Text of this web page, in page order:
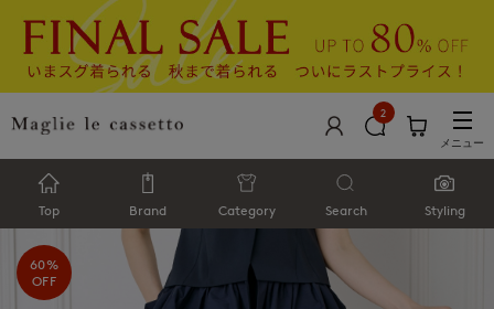
2
メニュー
Top Brand Category Search Styling
60%
OFF